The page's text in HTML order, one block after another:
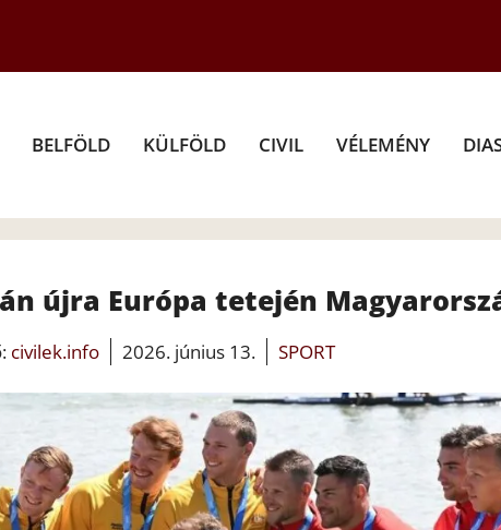
BELFÖLD KÜLFÖLD CIVIL VÉLEMÉNY
újra Európa tetején
civilek.info 2026. június 13. SPORT